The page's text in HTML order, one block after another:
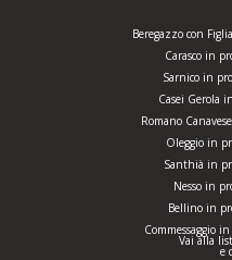
Beregazzo con
Carasco in
Sarnico in
Casei Gerola
Romano
Oleggio in
Santhià in
Nesso in
Bellino in
Commessaggio
Vai alla
e